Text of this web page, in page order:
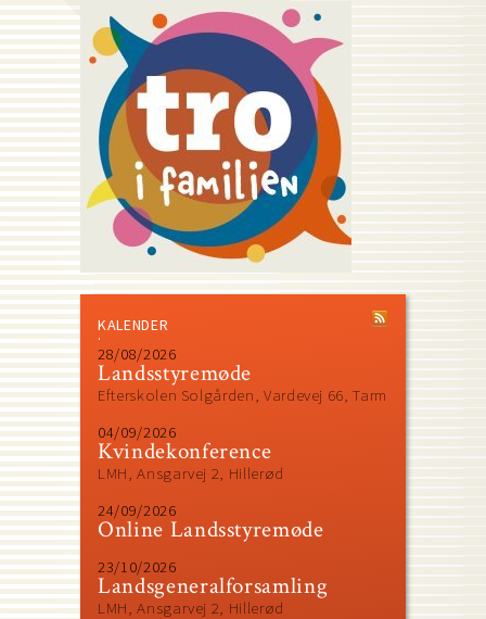
KALENDER
28/08/2026
Landsstyremøde
Efterskolen Solgården, Vardevej 66, Tarm
04/09/2026
Kvindekonference
LMH, Ansgarvej 2, Hillerød
24/09/2026
Online Landsstyremøde
23/10/2026
Landsgeneralforsamling
LMH, Ansgarvej 2, Hillerød